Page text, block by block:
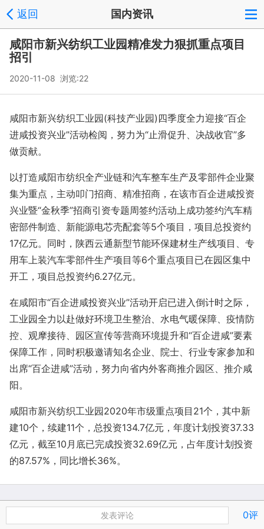
返回 国内资讯
咸阳市新兴纺织工业园精准发力狠抓重点项目
招引
2020-11-08 浏览:22
咸阳市新兴纺织工业园(科技产业园)四季度全力迎接“百企
进咸投资兴业”活动检阅，努力为“止滑促升、决战收官”多
做贡献。
以打造咸阳市纺织全产业链和汽车整车生产及零部件企业聚
集为重点，主动叩门招商、精准招商，在该市百企进咸投资
兴业暨“金秋季”招商引资专题周签约活动上成功签约汽车精
密部件制造、新能源电芯壳配套等5个项目，项目总投资约
17亿元。同时，陕西云通新型节能环保建材生产线项目、专
用车上装汽车零部件生产项目等6个重点项目已在园区集中
开工，项目总投资约6.27亿元。
在咸阳市“百企进咸投资兴业”活动开启已进入倒计时之际，
工业园全力以赴做好环境卫生整治、水电气暖保障、疫情防
控、观摩接待、园区宣传等营商环境提升和“百企进咸”要素
保障工作，同时积极邀请知名企业、院士、行业专家参加和
出席“百企进咸”活动，努力向省内外客商推介园区、推介咸
阳。
咸阳市新兴纺织工业园2020年市级重点项目21个，其中新
建10个，续建11个，总投资134.7亿元，年度计划投资37.33
亿元，截至10月底已完成投资32.69亿元，占年度计划投资
的87.57%，同比增长36%。
发表评论 0评